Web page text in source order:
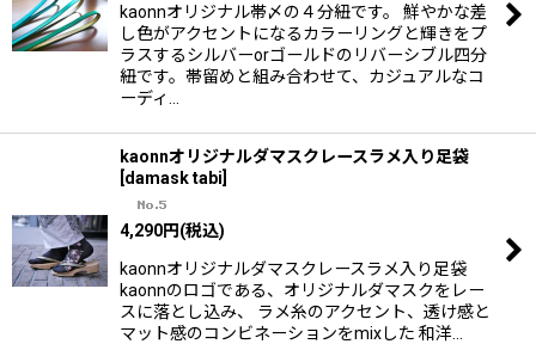
kaonnオリジナル帯〆の４分紐です。 鮮やかな差
し色がアクセントになるカラーリングと輝きをプ
ラスするシルバーorゴールドのリバーシブル四分
紐です。帯留めと組み合わせて、カジュアルなコ
ーディ…
kaonnオリジナルダマスクレースラメ入り足袋
damask tabi
4,290円(税込)
kaonnオリジナルダマスクレースラメ入り足袋
kaonnのロゴである、オリジナルダマスクをレー
スに落とし込み、 ラメ糸のアクセント、透け感と
マット感のコンビネーションをmixした 和洋…